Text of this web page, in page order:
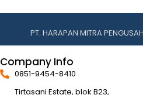
PT. HARAPAN MITRA
Company Info
0851-9454-8410
Tirtasani Estate, blok B23,